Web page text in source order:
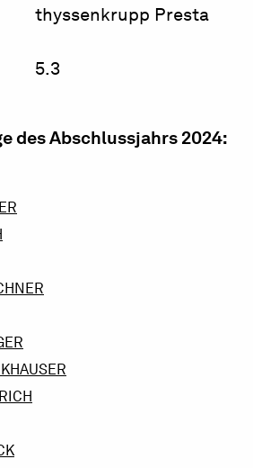
thyssenkrupp Presta
5.3
des Abschlussjahrs 2024: